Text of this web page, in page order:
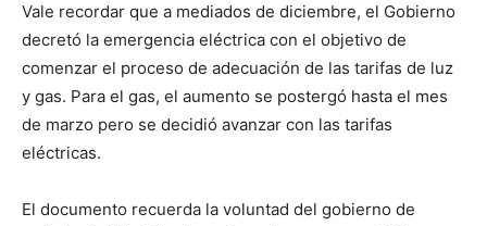
Vale recordar que a mediados de diciembre, el Gobierno
decretó la emergencia eléctrica con el objetivo de
comenzar el proceso de adecuación de las tarifas de luz
y gas. Para el gas, el aumento se postergó hasta el mes
de marzo pero se decidió avanzar con las tarifas
eléctricas.
El documento recuerda la voluntad del gobierno de